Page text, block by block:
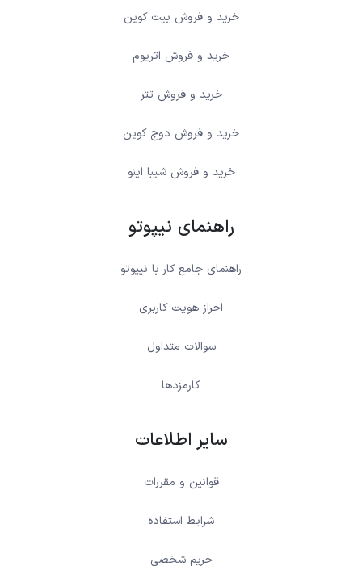
خرید و فروش بیت کوین
خرید و فروش اتریوم
خرید و فروش تتر
خرید و فروش دوج کوین
خرید و فروش شیبا اینو
راهنمای نیپوتو
راهنمای جامع کار با نیپوتو
احراز هویت کاربری
سوالات متداول
کارمزدها
سایر اطلاعات
قوانین و مقررات
شرایط استفاده
حریم شخصی